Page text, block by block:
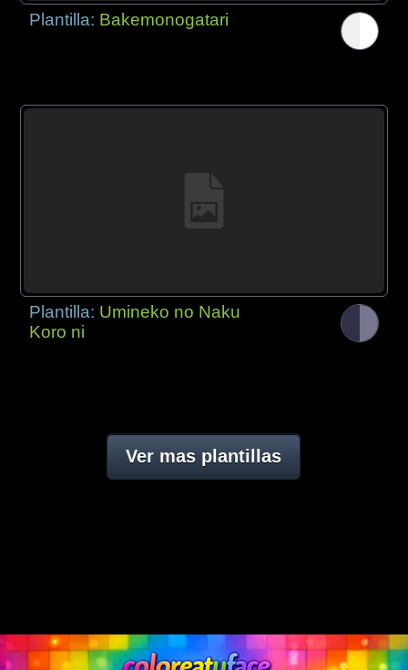
Plantilla: Bakemonogatari
Plantilla: Umineko no Naku
Koro ni
Ver mas plantillas